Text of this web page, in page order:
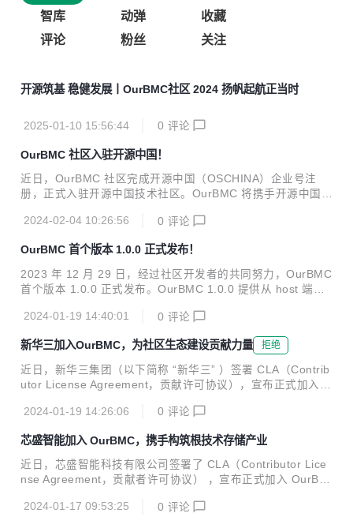
智库
动弹
收藏
评论
粉丝 关注
开源筑基 稳健发展丨OurBMC社区 2024 扬帆起航正当时
2025-01-10 15:56:44 0 评论
OurBMC 社区入驻开源中国！
近日，OurBMC 社区完成开源中国（OSCHINA）企业号注
册，正式入驻开源中国技术社区。OurBMC 将携手开源中国优
生态。 作为国内知名的开源技术社区，OSCHINA 聚集了超过
开源技术能力和优化开源生态环境方面发挥了重要作用。自创
建至今，经过十五年深耕与发展，结合对中国本土开源环境的
深刻理解，OSCHINA 已成为推动国内开源技术进步的重要力
筹建的国内首个 BMC 开源根社区。在多方共同努力下，OurB
2024-02-04 10:26:56 0 评论
OurBMC 首个版本 1.0.0 正式发布！
2023 年 12 月 29 日，经过社区开发者的共同努力，OurBMC
首个版本 1.0.0 正式发布。OurBMC 1.0.0 提供从 host 端到
开发者提供全面、高效的 BMC 全栈解决方案。 发布内容 Our
BMC 1.0.0 发布内容包含了 bmc-uboot、bmc-linux、bmc-o
penbmc、bmc-web、host-UEFI 以及 host-linux 6 大模块。
bmc-uboot Bmc-uboot v1.0.0基于U-Boot v2019.04开发，
在支持业界主流BMC芯片的基础上，使能飞腾腾珑E2...
2024-01-19 14:40:01 0 评论
新华三加入OurBMC，为社区生态建设贡献力量 拒绝
近日，新华三集团（以下简称 “新华三” ）签署 CLA（Contrib
utor License Agreement，贡献许可协议），宣布正式加入 O
为客户业务创新、数字化转型值得信赖的合作伙伴。作为紫光
全产业链，不断提升数字化和智能化赋能水平。 新华三拥有计
算、存储、网络、5G、安全、终端等全方位的数字化基础设
施整体能力，提供云计算、大数据、人工智能、工业互联网、
信息安全、智能联接、边缘计算等在内的一站式数字化解决方
案，以及端到端的技术服务。新华三深耕行业数十年，始终以
2024-01-19 14:26:06 0 评论
芯盛智能加入 OurBMC，携手构筑根技术存储产业
近日，芯盛智能科技有限公司签署了 CLA（Contributor Lice
nse Agreement，贡献者许可协议） ，宣布正式加入 OurBM
的固态存储控制器芯片及解决方案提供商。公司现有员工 500
2024-01-17 09:53:25 0 评论